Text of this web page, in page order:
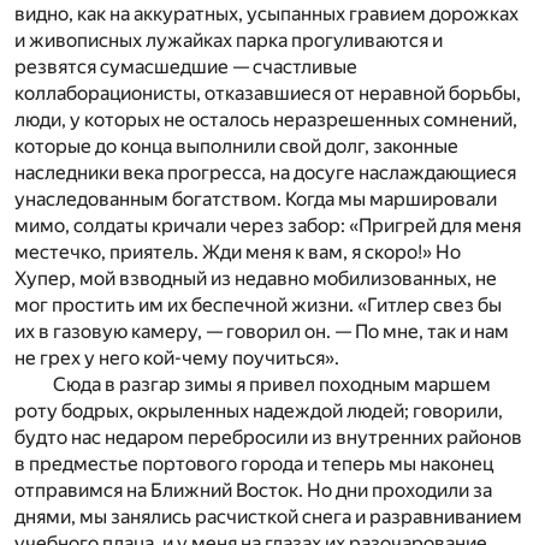
видно, как на аккуратных, усыпанных гравием дорожках
и живописных лужайках парка прогуливаются и
резвятся сумасшедшие — счастливые
коллаборационисты, отказавшиеся от неравной борьбы,
люди, у которых не осталось неразрешенных сомнений,
которые до конца выполнили свой долг, законные
наследники века прогресса, на досуге наслаждающиеся
унаследованным богатством. Когда мы маршировали
мимо, солдаты кричали через забор: «Пригрей для меня
местечко, приятель. Жди меня к вам, я скоро!» Но
Хупер, мой взводный из недавно мобилизованных, не
мог простить им их беспечной жизни. «Гитлер свез бы
их в газовую камеру, — говорил он. — По мне, так и нам
не грех у него кой-чему поучиться».
Сюда в разгар зимы я привел походным маршем
роту бодрых, окрыленных надеждой людей; говорили,
будто нас недаром перебросили из внутренних районов
в предместье портового города и теперь мы наконец
отправимся на Ближний Восток. Но дни проходили за
днями, мы занялись расчисткой снега и разравниванием